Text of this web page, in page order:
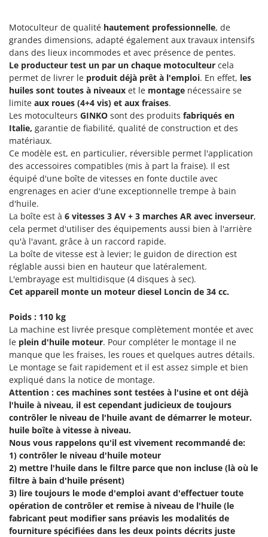
Gyrobroyeurs à lame pour tracteur
H
Haches - Cognées et Hachettes
Hachoirs à viande
Herses à Dents
Herses Rotatives
L
Lames à neige
Lames niveleuses pour tracteur
Lave-vitres
Lieuses électriques pour vignes
M
Machines à pâtes
Machines pour la transformation des fruits
Machines sous vide
Motoculteurs
Motofaucheuses
Motopompes pour irrigation
Moulins à céréales électriques
Moulins à farine
N
Nettoyeurs et Balais à vapeur
Nettoyeurs haute pression
Nettoyeurs tapis, moquettes et tapisseries
P
Peignes vibreurs et Secoueurs à olives
Pelles rétros pour tracteur
E
EcoFlow
Edilmark
Effeuno
Einhell
Elegen
Energy Gruppi
Enotecnica Pillan
Eschenfelder
EuroMech
Eurosystems
F
FAC
Fama Industrie
Famag
Famur
FARMER
FBC
Ferrari Group
Ferroni
Ferrua
FIAC
FIEM
Fimar
FINI
Fiorentini
Fiskars
Flymo
Fontana Forni
Forest Master
Motoculteur de qualité hautement professionnelle, de
grandes dimensions, adapté également aux travaux intensifs
dans des lieux incommodes et avec présence de pentes.
Le producteur test un par un chaque motoculteur cela
permet de livrer le produit déjà prêt à l'emploi. En effet, les
huiles sont toutes à niveaux et le montage nécessaire se
limite aux roues (4+4 vis) et aux fraises.
Les motoculteurs GINKO sont des produits fabriqués en
Italie, garantie de fiabilité, qualité de construction et des
matériaux.
Ce modèle est, en particulier, réversible permet l'application
des accessoires compatibles (mis à part la fraise). Il est
équipé d'une boîte de vitesses en fonte ductile avec
engrenages en acier d'une exceptionnelle trempe à bain
d'huile.
La boîte est à 6 vitesses 3 AV + 3 marches AR avec inverseur,
cela permet d'utiliser des équipements aussi bien à l'arrière
qu'à l'avant, grâce à un raccord rapide.
La boîte de vitesse est à levier; le guidon de direction est
réglable aussi bien en hauteur que latéralement.
L'embrayage est multidisque (4 disques à sec).
Cet appareil monte un moteur diesel Loncin de 34 cc.
Poids : 110 kg
La machine est livrée presque complètement montée et avec
le plein d'huile moteur. Pour compléter le montage il ne
manque que les fraises, les roues et quelques autres détails.
Le montage se fait rapidement et il est assez simple et bien
expliqué dans la notice de montage.
Attention : ces machines sont testées à l'usine et ont déjà
l'huile à niveau, il est cependant judicieux de toujours
contrôler le niveau de l'huile avant de démarrer le moteur.
huile boîte à vitesse à niveau.
Nous vous rappelons qu'il est vivement recommandé de:
1) contrôler le niveau d'huile moteur
2) mettre l'huile dans le filtre parce que non incluse (là où le
filtre à bain d'huile présent)
3) lire toujours le mode d'emploi avant d'effectuer toute
opération de contrôler et remise à niveau de l'huile (le
fabricant peut modifier sans préavis les modalités de
fourniture spécifiées dans les deux points décrits juste